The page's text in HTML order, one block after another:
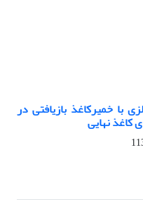
با خمیرکاغذ بازیافتی در
نهایی